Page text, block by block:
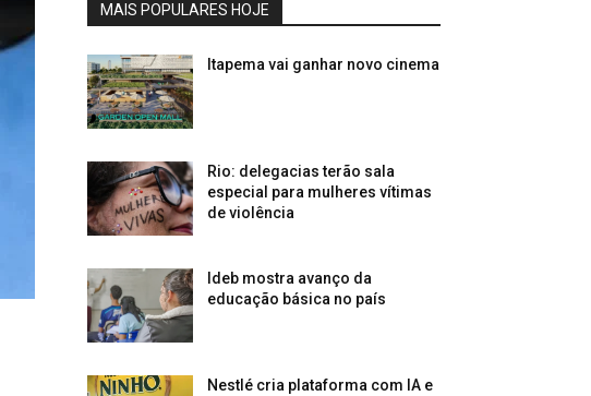
MAIS POPULARES HOJE
Itapema vai ganhar novo cinema
Rio: delegacias terão sala
especial para mulheres vítimas
de violência
Ideb mostra avanço da
educação básica no país
Nestlé cria plataforma com IA e